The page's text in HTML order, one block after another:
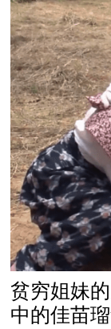
贫穷姐妹
中的佳苗